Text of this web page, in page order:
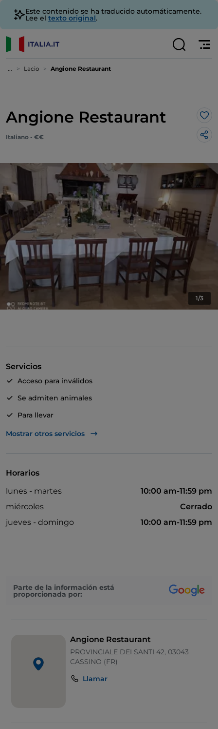
Este contenido se ha traducido automáticamente.
Lee el texto original.
... Lacio Angione Restaurant
Angione Restaurant Me
Italiano - €€
1/3
Servicios
Acceso para inválidos
Se admiten animales
Para llevar
Bancomat
Aparcamiento
Mostrar otros servicios
Horarios
lunes - martes
10:00 am-11:59 pm
miércoles
Cerrado
jueves - domingo
10:00 am-11:59 pm
Parte de la información está
proporcionada por:
Angione Restaurant
PROVINCIALE DEI SANTI 42, 03043
CASSINO (FR)
Llamar